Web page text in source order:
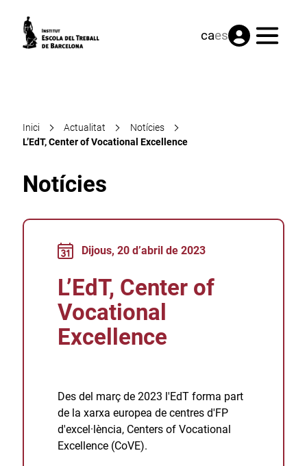
caes Menú
Inici Actualitat
Notícies
L’EdT, Center of Vocational Excellence
Notícies
Dijous, 20 d’abril de 2023
L’EdT, Center of
Vocational
Excellence
Des del març de 2023 l'EdT forma part
de la xarxa europea de centres d'FP
d'excel·lència, Centers of Vocational
Excellence (CoVE).